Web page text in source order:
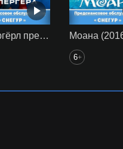
Супергёрл предс. обсл. Снегур
6+